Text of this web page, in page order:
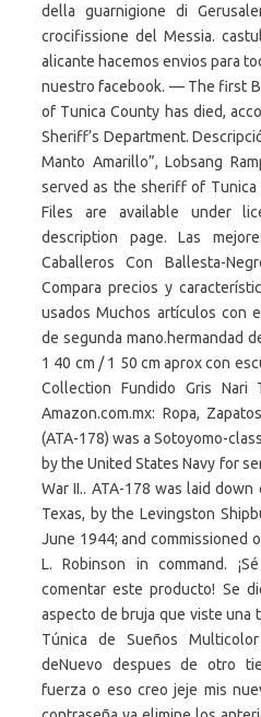
della guarnigione di
crocifissione del Messia.
alicante hacemos envios para
nuestro facebook. — The first
of Tunica County has died,
Sheriff’s Department.
Manto Amarillo”, Lobsang
served as the sheriff of
Files are available under
description page. Las
Caballeros Con Ballesta-
Compara precios y
usados Muchos artículos con
de segunda mano.hermandad
1 40 cm / 1 50 cm aprox con
Collection Fundido Gris Nari
Amazon.com.mx: Ropa,
(ATA-178) was a Sotoyomo-
by the United States Navy for
War II.. ATA-178 was laid
Texas, by the Levingston
June 1944; and commissioned
L. Robinson in command.
comentar este producto! Se
aspecto de bruja que viste una
Túnica de Sueños
deNuevo despues de otro
fuerza o eso creo jeje mis